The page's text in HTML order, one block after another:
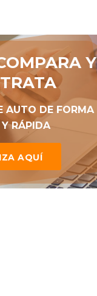
Y
AUTO DE FORMA
RÁPIDA
AQUÍ